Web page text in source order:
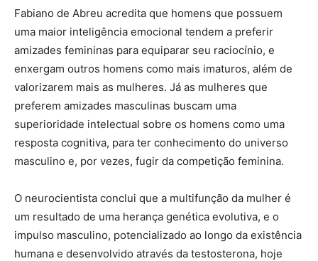
Fabiano de Abreu acredita que homens que possuem
uma maior inteligência emocional tendem a preferir
amizades femininas para equiparar seu raciocínio, e
enxergam outros homens como mais imaturos, além de
valorizarem mais as mulheres. Já as mulheres que
preferem amizades masculinas buscam uma
superioridade intelectual sobre os homens como uma
resposta cognitiva, para ter conhecimento do universo
masculino e, por vezes, fugir da competição feminina.
O neurocientista conclui que a multifunção da mulher é
um resultado de uma herança genética evolutiva, e o
impulso masculino, potencializado ao longo da existência
humana e desenvolvido através da testosterona, hoje